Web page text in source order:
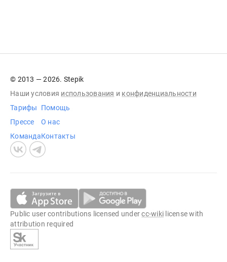
© 2013 — 2026. Stepik
Наши условия использования и конфиденциальности
Тарифы
Прессе
Команда
Помощь
О нас
Контакты
Public user contributions licensed undercc-wiki license with
attribution required